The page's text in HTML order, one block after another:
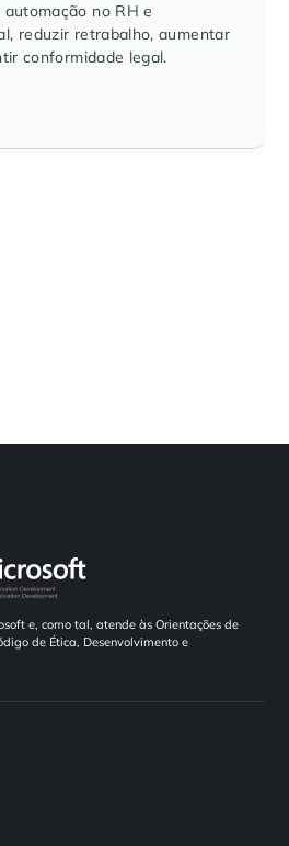
no RH e
reduzir retrabalho, aumentar
conformidade legal.
e, como tal, atende às Orientações de
de Ética, Desenvolvimento e